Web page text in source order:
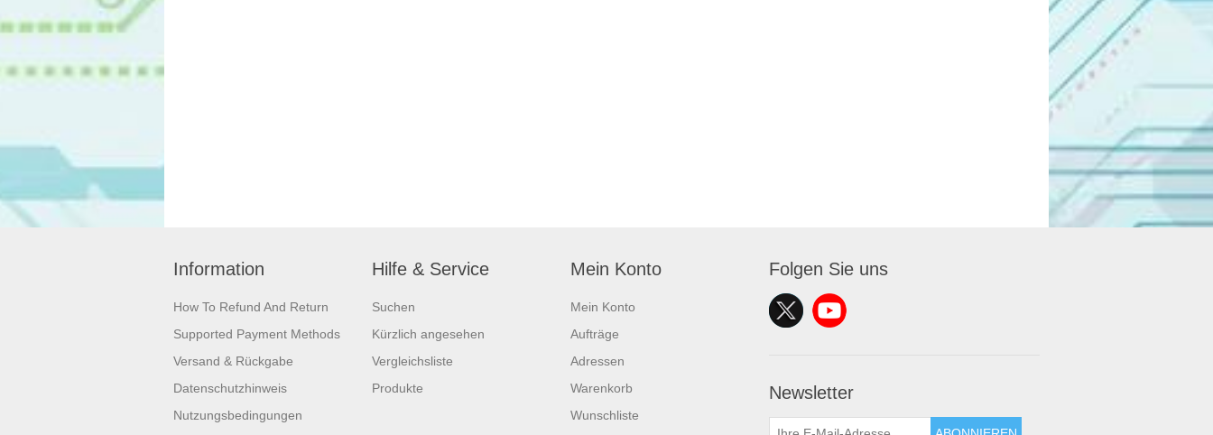
Information
How To Refund And Return
Supported Payment Methods
Versand & Rückgabe
Datenschutzhinweis
Nutzungsbedingungen
Hilfe & Service
Suchen
Kürzlich angesehen
Vergleichsliste
Produkte
Mein Konto
Mein Konto
Aufträge
Adressen
Warenkorb
Wunschliste
Folgen Sie uns
Newsletter